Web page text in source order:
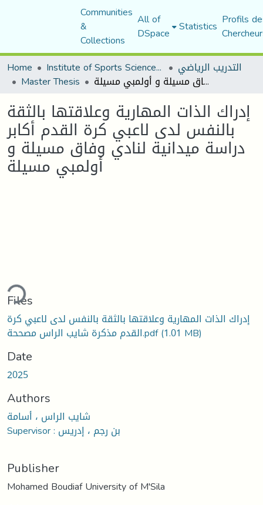
Communities
&
Collections
All of
DSpace Statistics Profils
Home
Institute of Sports Sciences and Techniques التدريب الرياضي
Master Thesis إدراك الذات المهارية وعلاقتها بالثقة بالنفس لدى لاعبي كرة القدم أكابر دراسة ميدانية لنادي وفاق مسيلة و أولمبي مسيلة
إدراك الذات المهارية وعلاقتها بالثقة
بالنفس لدى لاعبي كرة القدم أكابر
دراسة ميدانية لنادي وفاق مسيلة و
أولمبي مسيلة
Loading...
Files
إدراك الذات المهارية وعلاقتها بالثقة بالنفس لدى لاعبي كرة
القدم مذكرة شايب الراس مصححة.pdf(1.01 MB)
Date
2025
Authors
شايب الراس ، أسامة
Supervisor : بن رجم ، إدريس
Publisher
Mohamed Boudiaf University of M'Sila